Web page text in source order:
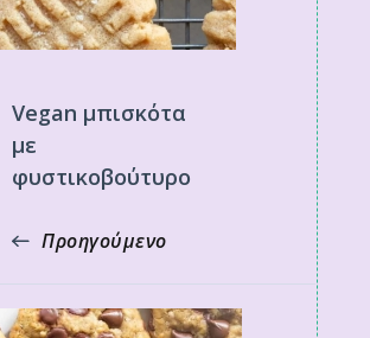
Vegan μπισκότα
με
φυστικοβούτυρο
Προηγούμενο